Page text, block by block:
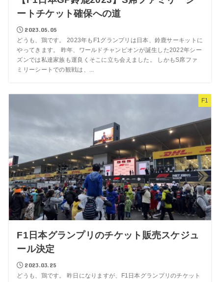
ートチケット確保への道
2023.05.05
どうも、鶏です。 2023年もF1グランプリは日本、鈴鹿サーキットに
やってきます。 昨年、ワールドチャンピオンが誕生した2022年シー
ズンでは私達家族も運良くそこに立ち会えました。 しかもS席ファ
ミリーシートでの観戦は、...
F1
F1日本グランプリのチケット販売スケジュ
ール決定
2023.03.25
どうも、鶏です。 昨日になりますが、F1日本グランプリのチケット